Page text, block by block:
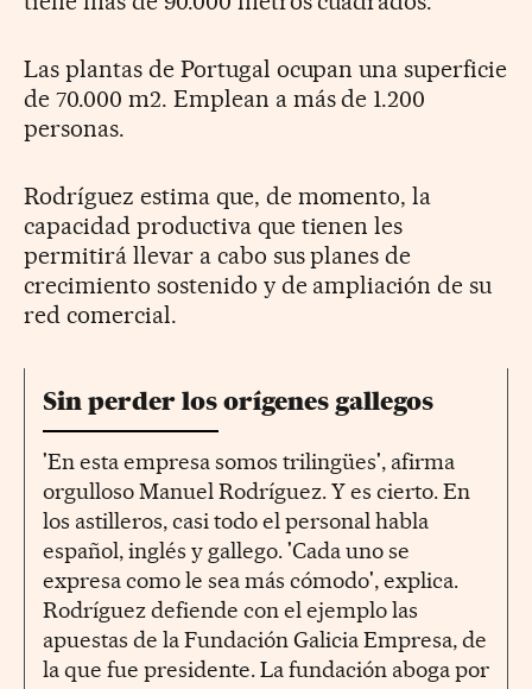
Las plantas de Portugal ocupan una superficie
de 70.000 m2. Emplean a más de 1.200
personas.
Rodríguez estima que, de momento, la
capacidad productiva que tienen les
permitirá llevar a cabo sus planes de
crecimiento sostenido y de ampliación de su
red comercial.
Sin perder los orígenes gallegos
'En esta empresa somos trilingües', afirma
orgulloso Manuel Rodríguez. Y es cierto. En
los astilleros, casi todo el personal habla
español, inglés y gallego. 'Cada uno se
expresa como le sea más cómodo', explica.
Rodríguez defiende con el ejemplo las
apuestas de la Fundación Galicia Empresa, de
la que fue presidente. La fundación aboga por